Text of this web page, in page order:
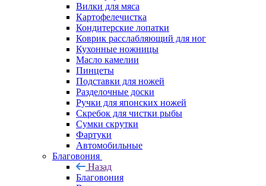
Вилки для мяса
Картофелечистка
Кондитерские лопатки
Коврик расслабляющий для ног
Кухонные ножницы
Масло камелии
Пинцеты
Подставки для ножей
Разделочные доски
Ручки для японских ножей
Скребок для чистки рыбы
Сумки скрутки
Фартуки
Автомобильные
Благовония
Назад
Благовония